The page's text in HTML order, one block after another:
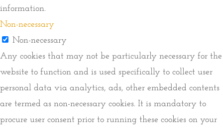
information.
Non-necessary
Non-necessary
Any cookies that may not be particularly necessary for the
website to function and is used specifically to collect user
personal data via analytics, ads, other embedded contents
are termed as non-necessary cookies. It is mandatory to
procure user consent prior to running these cookies on your